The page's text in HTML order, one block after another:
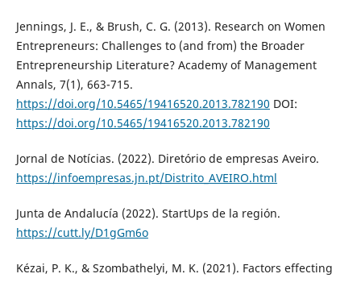
Jennings, J. E., & Brush, C. G. (2013). Research on Women
Entrepreneurs: Challenges to (and from) the Broader
Entrepreneurship Literature? Academy of Management
Annals, 7(1), 663-715.
https://doi.org/10.5465/19416520.2013.782190 DOI:
https://doi.org/10.5465/19416520.2013.782190
Jornal de Notícias. (2022). Diretório de empresas Aveiro.
https://infoempresas.jn.pt/Distrito_AVEIRO.html
Junta de Andalucía (2022). StartUps de la región.
https://cutt.ly/D1gGm6o
Kézai, P. K., & Szombathelyi, M. K. (2021). Factors effecting